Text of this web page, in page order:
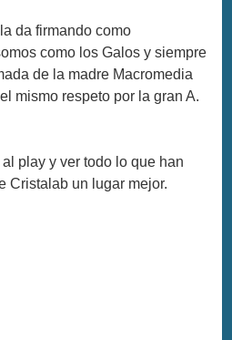
da firmando como
como los Galos y siempre
de la madre Macromedia
mismo respeto por la gran A.
play y ver todo lo que han
Cristalab un lugar mejor.